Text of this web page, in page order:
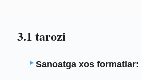
3.1 tarozi
Sanoatga xos formatlar: